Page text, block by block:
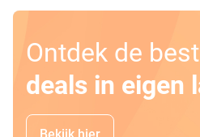
Ontdek de
deals in eigen